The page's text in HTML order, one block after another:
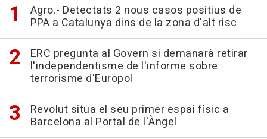
Agro.- Detectats 2 nous casos positius de
PPA a Catalunya dins de la zona d'alt risc
ERC pregunta al Govern si demanarà retirar
l'independentisme de l'informe sobre
terrorisme d'Europol
Revolut situa el seu primer espai físic a
Barcelona al Portal de l'Àngel